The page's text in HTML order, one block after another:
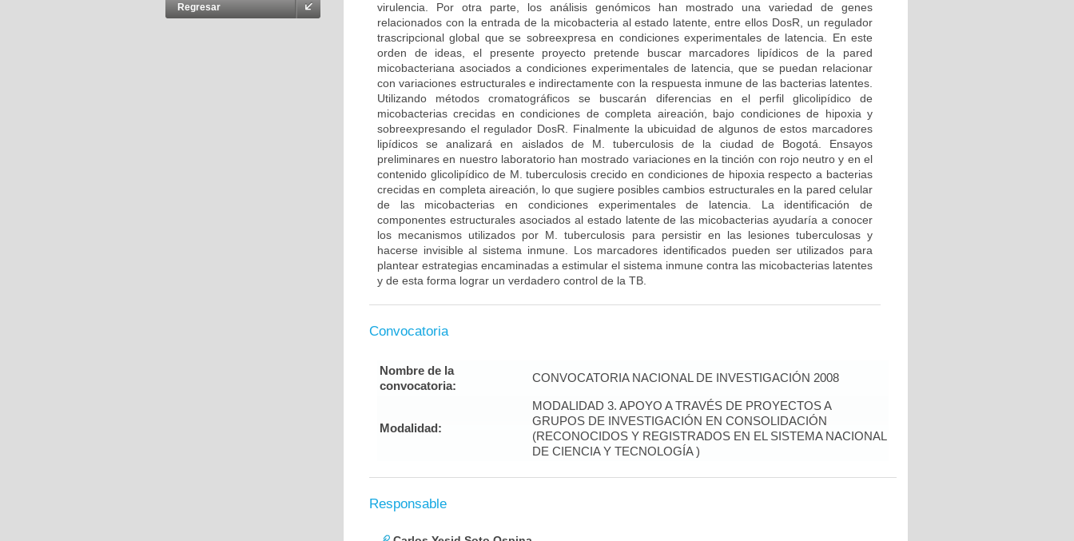
Regresar
virulencia. Por otra parte, los análisis genómicos han mostrado una variedad de genes
relacionados con la entrada de la micobacteria al estado latente, entre ellos DosR, un regulador
trascripcional global que se sobreexpresa en condiciones experimentales de latencia. En este
orden de ideas, el presente proyecto pretende buscar marcadores lipídicos de la pared
micobacteriana asociados a condiciones experimentales de latencia, que se puedan relacionar
con variaciones estructurales e indirectamente con la respuesta inmune de las bacterias latentes.
Utilizando métodos cromatográficos se buscarán diferencias en el perfil glicolipídico de
micobacterias crecidas en condiciones de completa aireación, bajo condiciones de hipoxia y
sobreexpresando el regulador DosR. Finalmente la ubicuidad de algunos de estos marcadores
lipídicos se analizará en aislados de M. tuberculosis de la ciudad de Bogotá. Ensayos
preliminares en nuestro laboratorio han mostrado variaciones en la tinción con rojo neutro y en el
contenido glicolipídico de M. tuberculosis crecido en condiciones de hipoxia respecto a bacterias
crecidas en completa aireación, lo que sugiere posibles cambios estructurales en la pared celular
de las micobacterias en condiciones experimentales de latencia. La identificación de
componentes estructurales asociados al estado latente de las micobacterias ayudaría a conocer
los mecanismos utilizados por M. tuberculosis para persistir en las lesiones tuberculosas y
hacerse invisible al sistema inmune. Los marcadores identificados pueden ser utilizados para
plantear estrategias encaminadas a estimular el sistema inmune contra las micobacterias latentes
y de esta forma lograr un verdadero control de la TB.
Convocatoria
Nombre de la
convocatoria:
CONVOCATORIA NACIONAL DE INVESTIGACIÓN 2008
Modalidad:
MODALIDAD 3. APOYO A TRAVÉS DE PROYECTOS A
GRUPOS DE INVESTIGACIÓN EN CONSOLIDACIÓN
(RECONOCIDOS Y REGISTRADOS EN EL SISTEMA NACIONAL
DE CIENCIA Y TECNOLOGÍA )
Responsable